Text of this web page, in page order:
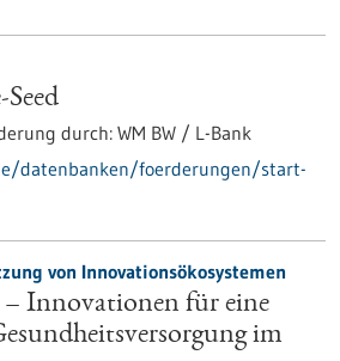
durch: WM BW / L-Bank
datenbanken/foerderungen/start-
von Innovationsökosystemen
Innovationen für eine
im